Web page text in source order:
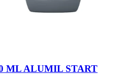
ML ALUMIL START